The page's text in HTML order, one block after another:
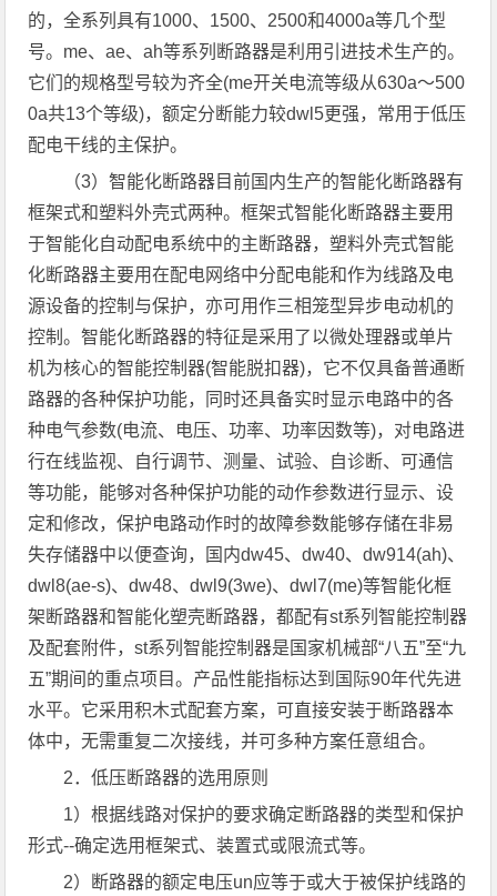
的，全系列具有1000、1500、2500和4000a等几个型
号。me、ae、ah等系列断路器是利用引进技术生产的。
它们的规格型号较为齐全(me开关电流等级从630a～500
0a共13个等级)，额定分断能力较dwl5更强，常用于低压
配电干线的主保护。
（3）智能化断路器目前国内生产的智能化断路器有
框架式和塑料外壳式两种。框架式智能化断路器主要用
于智能化自动配电系统中的主断路器，塑料外壳式智能
化断路器主要用在配电网络中分配电能和作为线路及电
源设备的控制与保护，亦可用作三相笼型异步电动机的
控制。智能化断路器的特征是采用了以微处理器或单片
机为核心的智能控制器(智能脱扣器)，它不仅具备普通断
路器的各种保护功能，同时还具备实时显示电路中的各
种电气参数(电流、电压、功率、功率因数等)，对电路进
行在线监视、自行调节、测量、试验、自诊断、可通信
等功能，能够对各种保护功能的动作参数进行显示、设
定和修改，保护电路动作时的故障参数能够存储在非易
失存储器中以便查询，国内dw45、dw40、dw914(ah)、
dwl8(ae-s)、dw48、dwl9(3we)、dwl7(me)等智能化框
架断路器和智能化塑壳断路器，都配有st系列智能控制器
及配套附件，st系列智能控制器是国家机械部“八五”至“九
五”期间的重点项目。产品性能指标达到国际90年代先进
水平。它采用积木式配套方案，可直接安装于断路器本
体中，无需重复二次接线，并可多种方案任意组合。
2．低压断路器的选用原则
1）根据线路对保护的要求确定断路器的类型和保护
形式--确定选用框架式、装置式或限流式等。
2）断路器的额定电压un应等于或大于被保护线路的